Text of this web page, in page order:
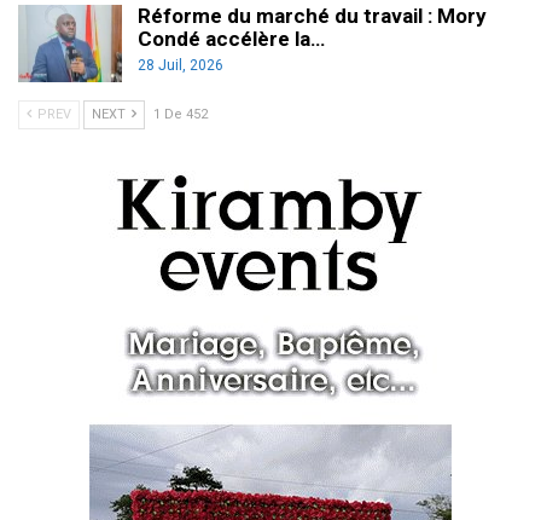
Réforme du marché du travail : Mory
Condé accélère la…
28 Juil, 2026
PREV NEXT 1 De 452